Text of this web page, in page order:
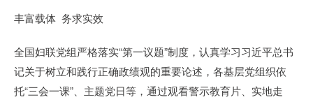
丰富载体 务求实效
全国妇联党组严格落实“第一议题”制度，认真学习习近平总书
记关于树立和践行正确政绩观的重要论述，各基层党组织依
托“三会一课”、主题党日等，通过观看警示教育片、实地走